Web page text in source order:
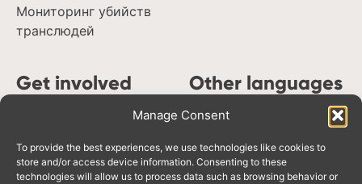
Manage Consent
To provide the best experiences, we use technologies like cookies to
store and/or access device information. Consenting to these
technologies will allow us to process data such as browsing behavior or
Мониторинг убийств
транслюдей
Get involved
Наши член_кини
Other languages
Español
Deutsch